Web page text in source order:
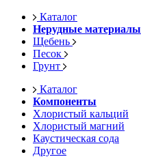
Каталог
Нерудные материалы
Щебень
Песок
Грунт
Каталог
Компоненты
Хлористый кальций
Хлористый магний
Каустическая сода
Другое